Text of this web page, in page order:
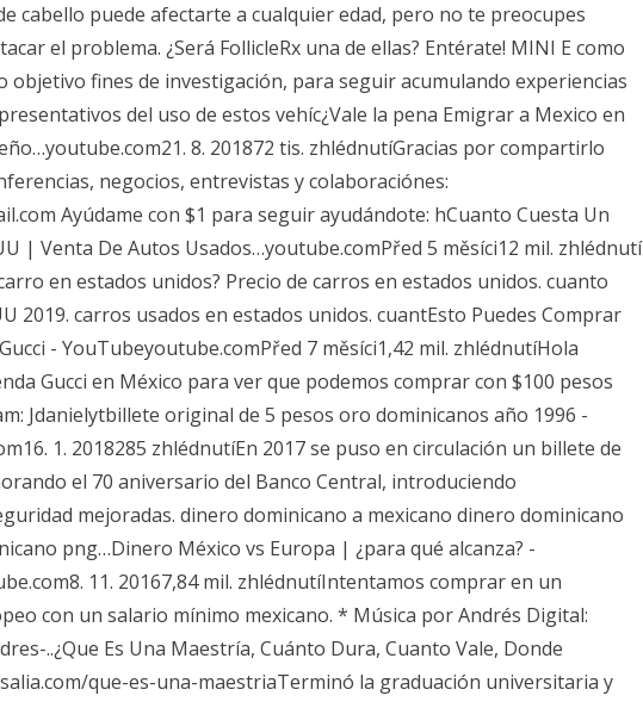
cabello puede afectarte a cualquier edad, pero no te preocupes
el problema. ¿Será FollicleRx una de ellas? Entérate! MINI E como
objetivo fines de investigación, para seguir acumulando experiencias
del uso de estos vehíc¿Vale la pena Emigrar a Mexico en
8. 201872 tis. zhlédnutíGracias por compartirlo
negocios, entrevistas y colaboraciónes:
Ayúdame con $1 para seguir ayudándote: h️Cuanto Cuesta Un
| Venta De Autos Usados…youtube.comPřed 5 měsíci12 mil. zhlédnutí
en estados unidos? Precio de carros en estados unidos. cuanto
2019. carros usados en estados unidos. cuantEsto Puedes Comprar
- YouTubeyoutube.comPřed 7 měsíci1,42 mil. zhlédnutíHola
Gucci en México para ver que podemos comprar con $100 pesos
Jdanielytbillete original de 5 pesos oro dominicanos año 1996 -
1. 2018285 zhlédnutíEn 2017 se puso en circulación un billete de
el 70 aniversario del Banco Central, introduciendo
mejoradas. dinero dominicano a mexicano dinero dominicano
png…Dinero México vs Europa | ¿para qué alcanza? -
11. 20167,84 mil. zhlédnutíIntentamos comprar en un
con un salario mínimo mexicano. * Música por Andrés Digital:
..¿Que Es Una Maestría, Cuánto Dura, Cuanto Vale, Donde
que-es-una-maestriaTerminó la graduación universitaria y